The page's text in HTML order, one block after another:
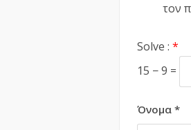
Όνομα *
τον
Solve : *
15 − 9 =